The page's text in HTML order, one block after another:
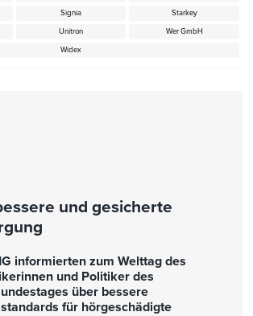
und gesicherte
informierten zum Welttag des
und Politiker des
über bessere
für hörgeschädigte
Signia
Starkey
Unitron
Wer GmbH
Widex